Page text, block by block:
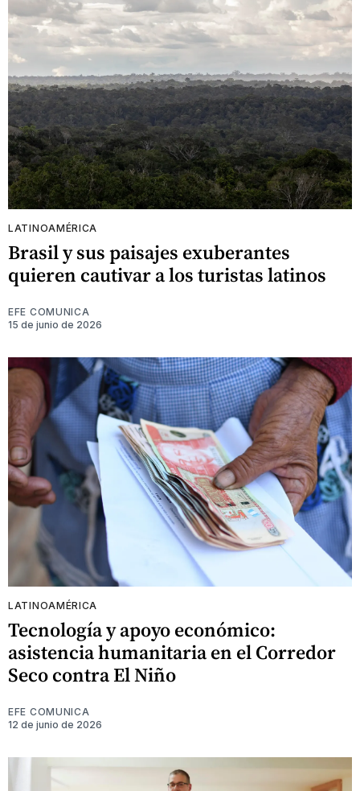
LATINOAMÉRICA
Brasil y sus paisajes exuberantes
quieren cautivar a los turistas latinos
EFE COMUNICA
15 de junio de 2026
LATINOAMÉRICA
Tecnología y apoyo económico:
asistencia humanitaria en el Corredor
Seco contra El Niño
EFE COMUNICA
12 de junio de 2026